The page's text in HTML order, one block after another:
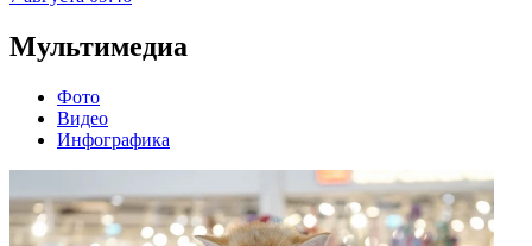
Мультимедиа
Фото
Видео
Инфографика